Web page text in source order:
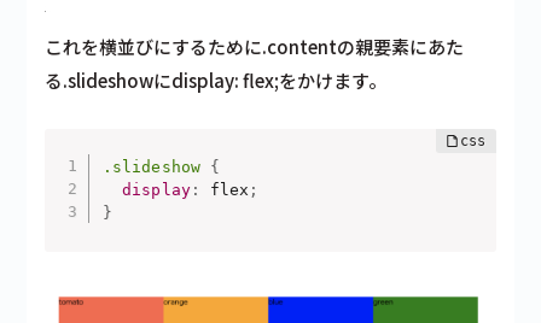
これを横並びにするために.contentの親要素にあた
る.slideshowにdisplay: flex;をかけます。
.slideshow
{
display: flex ;
}